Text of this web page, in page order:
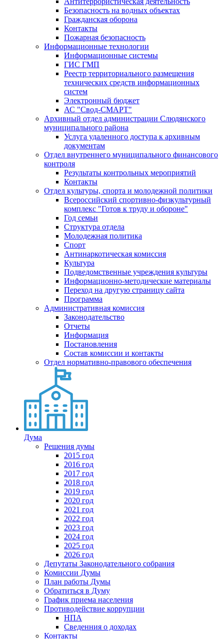
Безопасность на водных объектах
Гражданская оборона
Контакты
Пожарная безопасность
Информационные технологии
Информационные системы
ГИС ГМП
Реестр территориального размещения
технических средств информационных
систем
Электронный бюджет
АС "Свод-СМАРТ"
Архивный отдел администрации Слюдянского
муниципального района
Услуга удаленного доступа к архивным
документам
Отдел внутреннего муниципального финансового
контроля
Результаты контрольных мероприятий
Контакты
Отдел культуры, спорта и молодежной политики
Всероссийский спортивно-физкультурный
комплекс "Готов к труду и обороне"
Год семьи
Структура отдела
Молодежная политика
Спорт
Антинаркотическая комиссия
Культура
Подведомственные учреждения культуры
Информационно-методические материалы
Переход на другую страницу сайта
Программа
Административная комиссия
Законодательство
Отчеты
Информация
Постановления
Состав комиссии и контакты
Отдел нормативно-правового обеспечения
Дума
Решения думы
2015 год
2016 год
2017 год
2018 год
2019 год
2020 год
2021 год
2022 год
2023 год
2024 год
2025 год
2026 год
Депутаты Законодательного собрания
Комиссии Думы
План работы Думы
Обратиться в Думу
График приема населения
Противодействие коррупции
НПА
Сведенния о доходах
Контакты